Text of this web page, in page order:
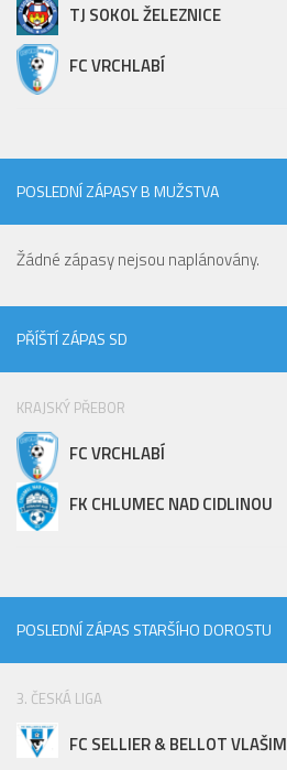
St. dorost
Zápasy SD 2026/27
Zápasy
Ml. dorost
Zápasy MD
Realizační tým
Zápasy
St. žáci
Zápasy SŽ 2025/26
Ml. žáci
Hráči
Zápasy
Výsledky
TJ SOKOL ŽELEZNICE
FC VRCHLABÍ
POSLEDNÍ ZÁPASY B MUŽSTVA
Žádné zápasy nejsou naplánovány.
PŘÍŠTÍ ZÁPAS SD
KRAJSKÝ PŘEBOR
FC VRCHLABÍ
FK CHLUMEC NAD CIDLINOU
POSLEDNÍ ZÁPAS STARŠÍHO DOROSTU
3. ČESKÁ LIGA
FC SELLIER & BELLOT VLAŠIM